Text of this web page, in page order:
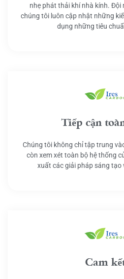
nhẹ phát thải khí nhà kính. Đội
chúng tôi luôn cập nhật những
dụng những tiêu
Tiếp cận
Chúng tôi không chỉ tập trung
còn xem xét toàn bộ hệ thống
xuất các giải pháp sáng tạo
Cam